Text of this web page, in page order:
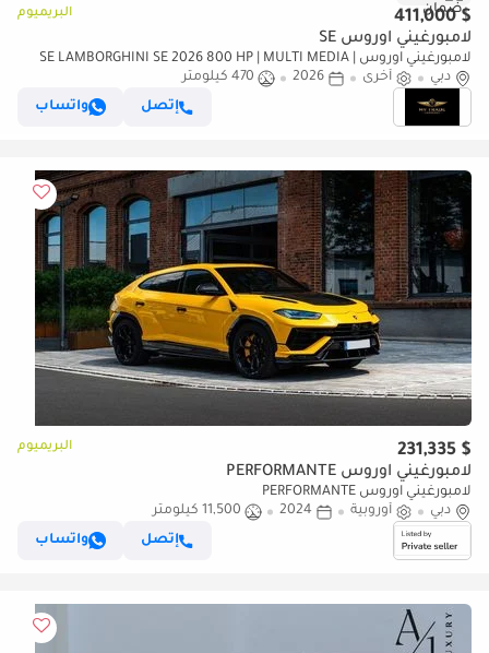
$ 411,000 البريميوم
لامبورغيني اوروس SE
لامبورغيني اوروس SE LAMBORGHINI SE 2026 800 HP | MULTI MEDIA |
NIGHT VISION | HEAD UP | HIGHWAY PAKET | FULL OPTION
دبي أخرى 2026
470 كيلومتر
إتصل
واتساب
$ 231,335 البريميوم
لامبورغيني اوروس PERFORMANTE
لامبورغيني اوروس PERFORMANTE
دبي
أوروبية 2024
11,500 كيلومتر
إتصل
واتساب